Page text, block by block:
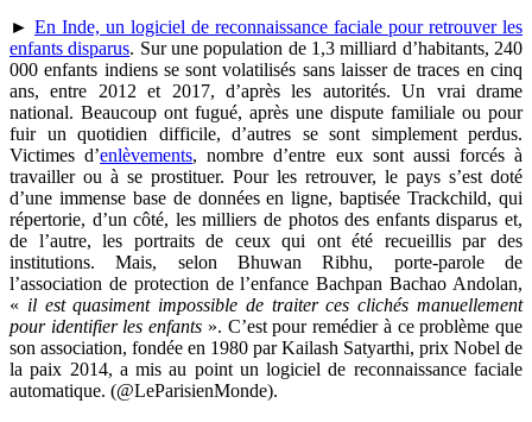
► En Inde, un logiciel de reconnaissance faciale pour retrouver les
enfants disparus. Sur une population de 1,3 milliard d’habitants, 240
000 enfants indiens se sont volatilisés sans laisser de traces en cinq
ans, entre 2012 et 2017, d’après les autorités. Un vrai drame
national. Beaucoup ont fugué, après une dispute familiale ou pour
fuir un quotidien difficile, d’autres se sont simplement perdus.
Victimes d’enlèvements, nombre d’entre eux sont aussi forcés à
travailler ou à se prostituer. Pour les retrouver, le pays s’est doté
d’une immense base de données en ligne, baptisée Trackchild, qui
répertorie, d’un côté, les milliers de photos des enfants disparus et,
de l’autre, les portraits de ceux qui ont été recueillis par des
institutions. Mais, selon Bhuwan Ribhu, porte-parole de
l’association de protection de l’enfance Bachpan Bachao Andolan,
« il est quasiment impossible de traiter ces clichés manuellement
pour identifier les enfants ». C’est pour remédier à ce problème que
son association, fondée en 1980 par Kailash Satyarthi, prix Nobel de
la paix 2014, a mis au point un logiciel de reconnaissance faciale
automatique. (@LeParisienMonde).